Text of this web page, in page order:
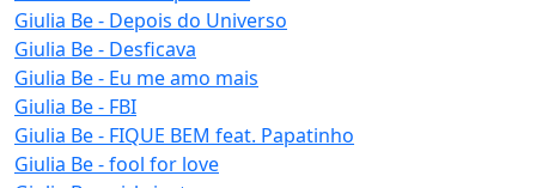
Giulia Be - Depois do Universo
Giulia Be - Desficava
Giulia Be - Eu me amo mais
Giulia Be - FBI
Giulia Be - FIQUE BEM feat. Papatinho
Giulia Be - fool for love